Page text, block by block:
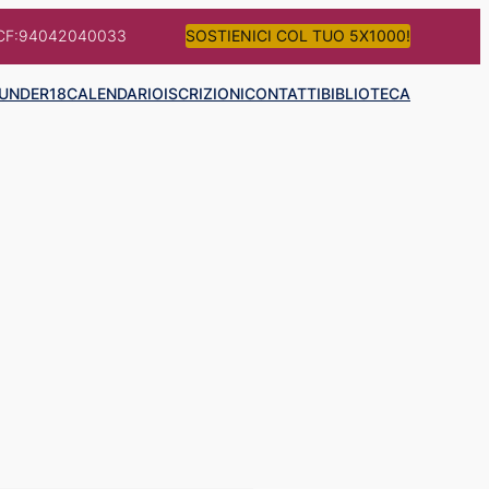
SOSTIENICI COL TUO 5X1000!
UNDER18CALENDARIOISCRIZIONICONTATTIBIBLIOTECA